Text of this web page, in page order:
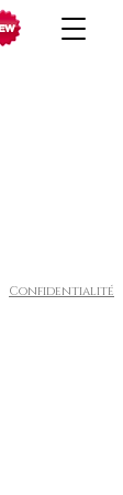
Confidentialité